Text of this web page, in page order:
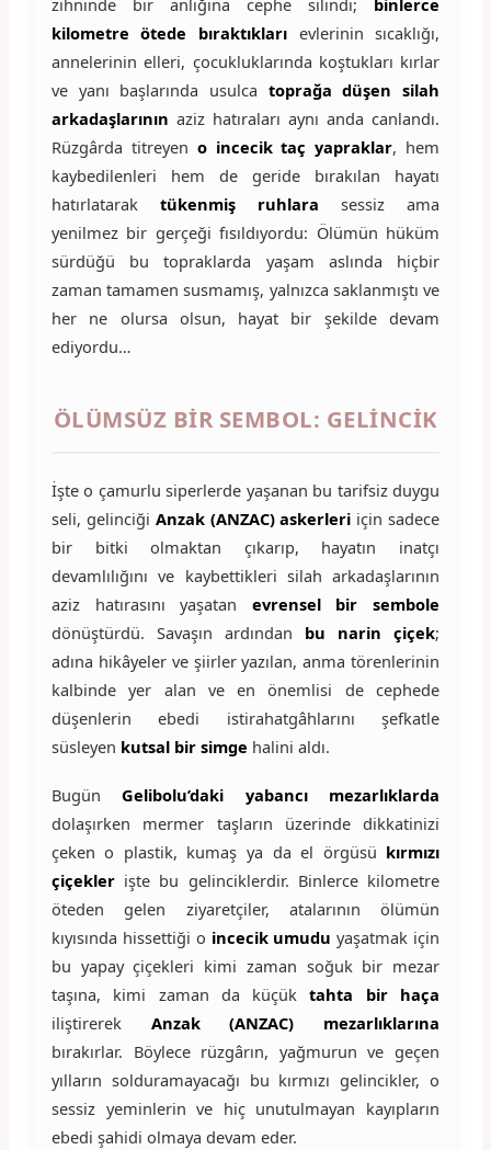
zihninde bir anlığına cephe silindi;
binlerce
kilometre ötede bıraktıkları evlerinin sıcaklığı,
annelerinin elleri, çocukluklarında koştukları kırlar
ve yanı başlarında usulca toprağa düşen silah
arkadaşlarının aziz hatıraları aynı anda canlandı.
Rüzgârda titreyen o incecik taç yapraklar, hem
kaybedilenleri hem de geride bırakılan hayatı
hatırlatarak tükenmiş ruhlara sessiz ama
yenilmez bir gerçeği fısıldıyordu: Ölümün hüküm
sürdüğü bu topraklarda yaşam aslında hiçbir
zaman tamamen susmamış, yalnızca saklanmıştı ve
her ne olursa olsun, hayat bir şekilde devam
ediyordu…
ÖLÜMSÜZ BIR SEMBOL: GELINCIK
İşte o çamurlu siperlerde yaşanan bu tarifsiz duygu
seli, gelinciği Anzak (ANZAC) askerleri için sadece
bir bitki olmaktan çıkarıp, hayatın inatçı
devamlılığını ve kaybettikleri silah arkadaşlarının
aziz hatırasını yaşatan evrensel bir sembole
dönüştürdü. Savaşın ardından bu narin çiçek;
adına hikâyeler ve şiirler yazılan, anma törenlerinin
kalbinde yer alan ve en önemlisi de cephede
düşenlerin ebedi istirahatgâhlarını şefkatle
süsleyen kutsal bir simge halini aldı.
BugünGelibolu’daki yabancı mezarlıklarda
dolaşırken mermer taşların üzerinde dikkatinizi
çeken o plastik, kumaş ya da el örgüsü kırmızı
çiçeklerişte bu gelinciklerdir. Binlerce kilometre
öteden gelen ziyaretçiler, atalarının ölümün
kıyısında hissettiği o incecik umudu yaşatmak için
bu yapay çiçekleri kimi zaman soğuk bir mezar
taşına, kimi zaman da küçüktahta bir haça
iliştirerek Anzak (ANZAC) mezarlıklarına
bırakırlar. Böylece rüzgârın, yağmurun ve geçen
yılların solduramayacağı bu kırmızı gelincikler, o
sessiz yeminlerin ve hiç unutulmayan kayıpların
ebedi şahidi olmaya devam eder.